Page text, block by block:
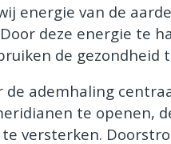
energie van de
deze energie te
de gezondheid
ademhaling
te openen,
versterken.